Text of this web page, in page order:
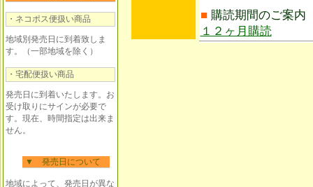
・ネコポス便扱い商品
地域別発売日に到着致しま
す。（一部地域を除く）
・宅配便扱い商品
発売日に到着いたします。お
受け取りにサインが必要で
す。現在、時間指定は出来ま
せん。
▼ 発売日について
地域によって、発売日が異な
■ 購読期間のご案内
１２ヶ月購読